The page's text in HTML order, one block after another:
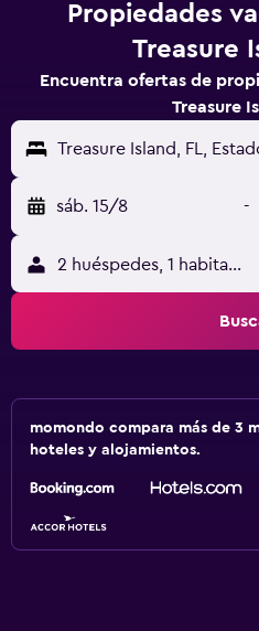
Propiedades
Treasure
Encuentra ofertas de
Treasure
Treasure Island, FL,
sáb. 15/8 -
2 huéspedes, 1 habitación
momondo compara más de 3
hoteles y alojamientos.